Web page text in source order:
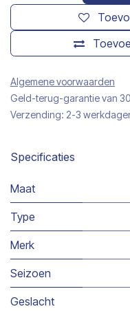
Algemene voorwaarden
Geld-terug-garantie van
Verzending: 2-3
Specificaties
Maat
Type
Merk
Seizoen
Geslacht